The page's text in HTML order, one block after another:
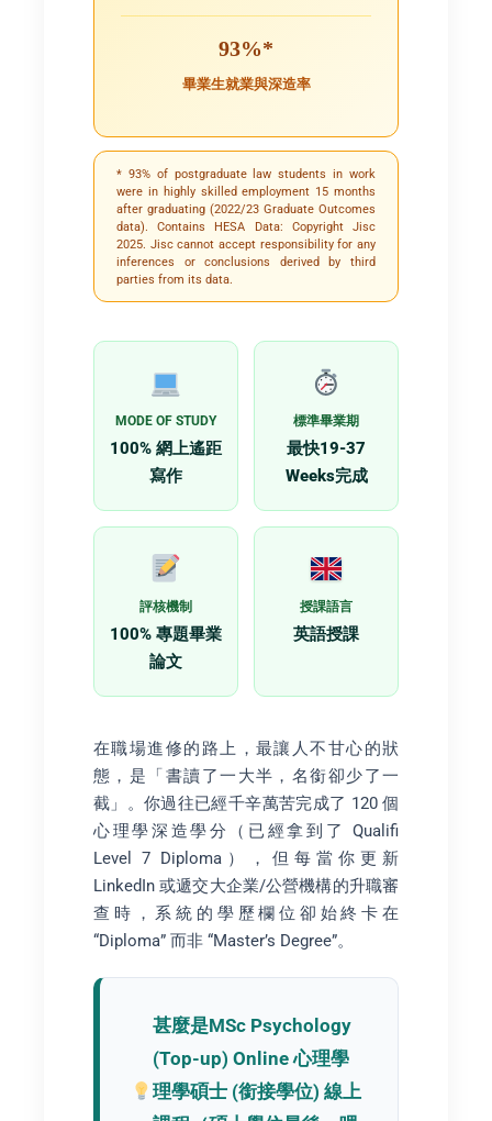
93%*
畢業生就業與深造率
* 93% of postgraduate law students in work
were in highly skilled employment 15 months
after graduating (2022/23 Graduate Outcomes
data). Contains HESA Data: Copyright Jisc
2025. Jisc cannot accept responsibility for any
inferences or conclusions derived by third
parties from its data.
MODE OF STUDY
100% 網上遙距
寫作
標準畢業期
最快19-37
Weeks完成
評核機制
100% 專題畢業
論文
授課語言
英語授課
在職場進修的路上，最讓人不甘心的狀
態，是「書讀了一大半，名銜卻少了一
截」。你過往已經千辛萬苦完成了 120 個
心理學深造學分（已經拿到了 Qualifi
Level 7 Diploma），但每當你更新
LinkedIn 或遞交大企業/公營機構的升職審
查時，系統的學歷欄位卻始終卡在
“Diploma” 而非 “Master’s Degree”。
甚麼是MSc Psychology
(Top-up) Online 心理學
理學碩士 (銜接學位) 線上